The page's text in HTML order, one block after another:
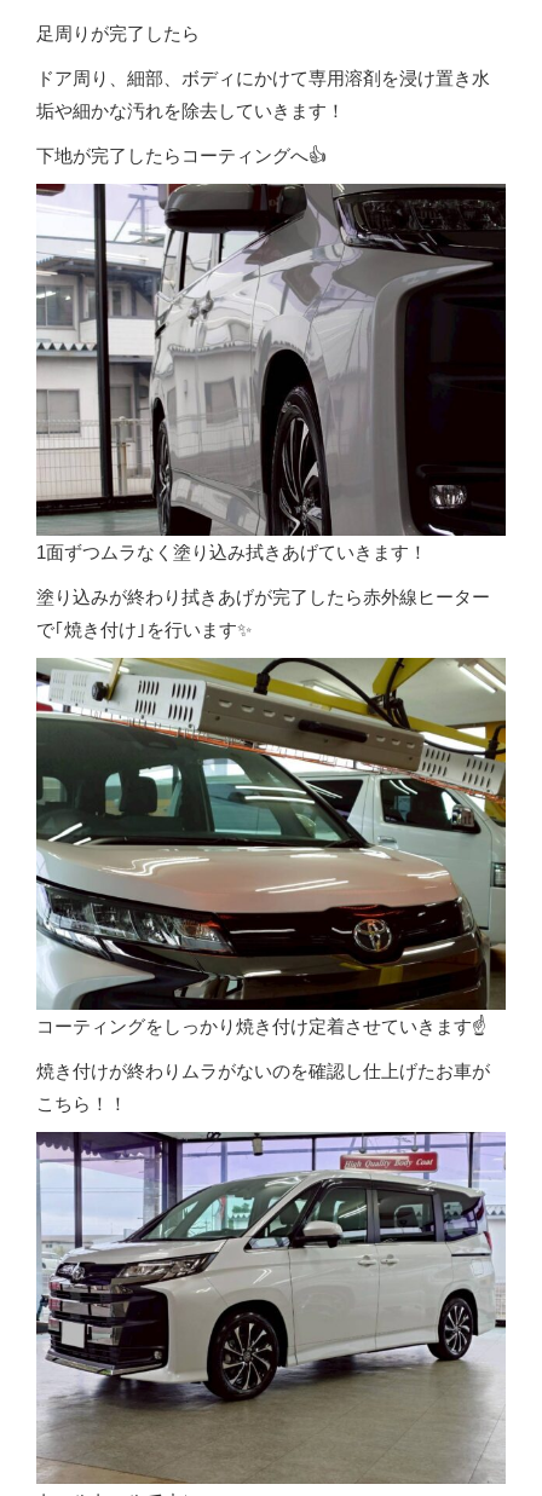
足周りが完了したら
ドア周り、細部、ボディにかけて専用溶剤を浸け置き水
垢や細かな汚れを除去していきます！
下地が完了したらコーティングへ👍
1面ずつムラなく塗り込み拭きあげていきます！
塗り込みが終わり拭きあげが完了したら赤外線ヒーター
で｢焼き付け｣を行います✨️
コーティングをしっかり焼き付け定着させていきます☝️
焼き付けが終わりムラがないのを確認し仕上げたお車が
こちら！！